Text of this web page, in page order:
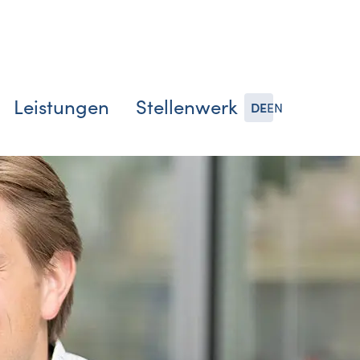
Leistungen Stellenwerk DEEN